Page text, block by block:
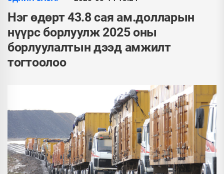
Нэг өдөрт 43.8 сая ам.долларын
нүүрс борлуулж 2025 оны
борлуулалтын дээд амжилт
тогтоолоо